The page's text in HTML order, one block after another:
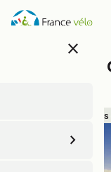
Aller
au
close